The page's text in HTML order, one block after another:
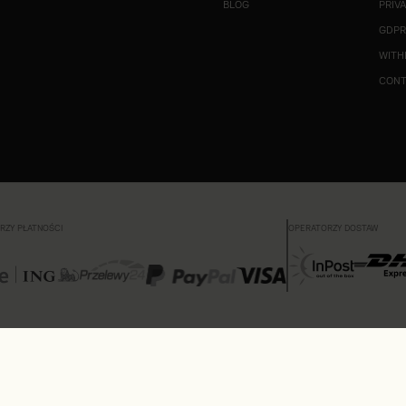
BLOG
GDPR
PŁATNOŚCI OPERATORZY DOSTAW